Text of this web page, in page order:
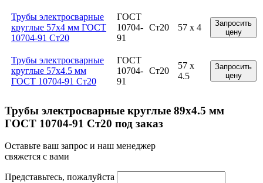
Трубы электросварные
круглые 57x4 мм ГОСТ
10704-91 Ст20
ГОСТ
10704-
91
Ст20 57 x 4
Запросить
цену
Трубы электросварные
круглые 57x4.5 мм
ГОСТ 10704-91 Ст20
ГОСТ
10704-
91
Ст20
57 x
4.5
Запросить
цену
Трубы электросварные круглые 89x4.5 мм
ГОСТ 10704-91 Ст20 под заказ
Оставьте ваш запрос и наш менеджер
свяжется с вами
Представьтесь, пожалуйста